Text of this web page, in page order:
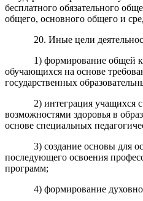
бесплатного обязательного
общего, основного общего и
20. Иные цели
1) формирование общей
обучающихся на основе
государственных
2) интеграция учащихся
возможностями здоровья в
основе специальных
3) создание основы для
последующего освоения
программ;
4) формирование